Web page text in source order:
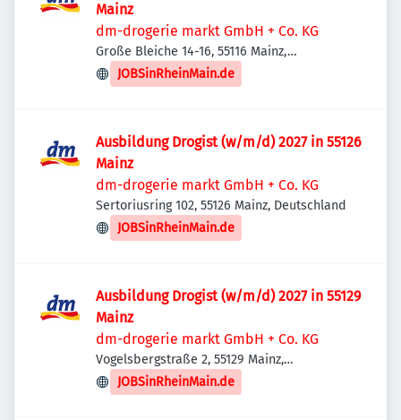
Mainz
dm-drogerie markt GmbH + Co. KG
Große Bleiche 14-16, 55116 Mainz,
Deutschland
JOBSinRheinMain.de
Ausbildung Drogist (w/m/d) 2027 in 55126
Mainz
dm-drogerie markt GmbH + Co. KG
Sertoriusring 102, 55126 Mainz, Deutschland
JOBSinRheinMain.de
Ausbildung Drogist (w/m/d) 2027 in 55129
Mainz
dm-drogerie markt GmbH + Co. KG
Vogelsbergstraße 2, 55129 Mainz,
Deutschland
JOBSinRheinMain.de